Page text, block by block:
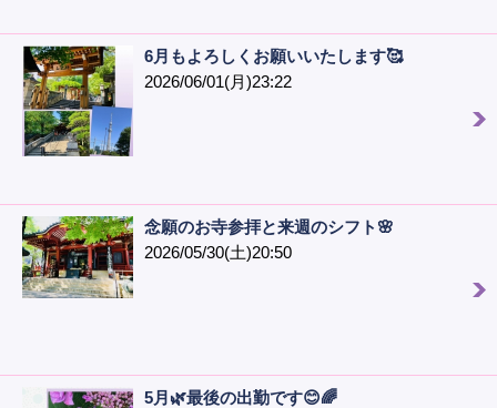
6月もよろしくお願いいたします🥰
2026/06/01(月)23:22
念願のお寺参拝と来週のシフト🌸
2026/05/30(土)20:50
5月🌿最後の出勤です😊🌈